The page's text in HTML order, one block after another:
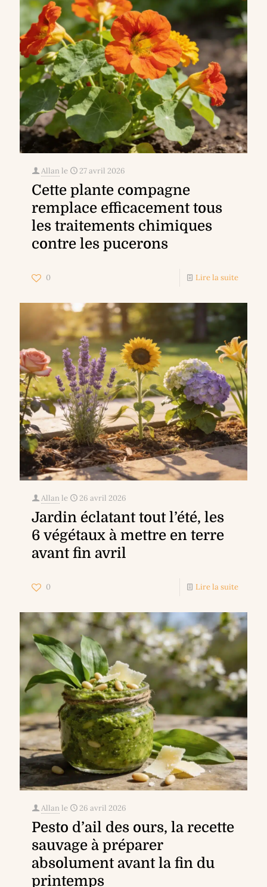
Allan le 27 avril 2026
Cette plante compagne
remplace efficacement tous
les traitements chimiques
contre les pucerons
0 Lire la suite
Allan le 26 avril 2026
Jardin éclatant tout l’été, les
6 végétaux à mettre en terre
avant fin avril
0 Lire la suite
Allan le 26 avril 2026
Pesto d’ail des ours, la recette
sauvage à préparer
absolument avant la fin du
printemps